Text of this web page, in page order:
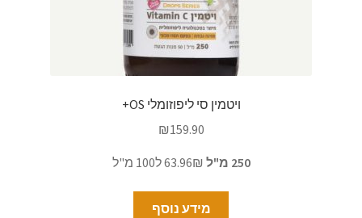
ויטמין סי ליפוזומלי OS+
₪159.90
250 מ"ל
מידע נוסף